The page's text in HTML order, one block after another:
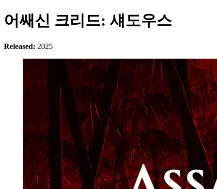
어쌔신 크리드: 섀도우스
Released: 2025